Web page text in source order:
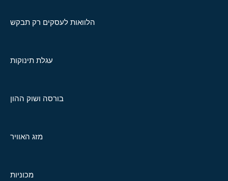
הלוואות לעסקים רק תבקש
עגלת תינוקות
בורסה ושוק ההון
מזג האוויר
מכוניות